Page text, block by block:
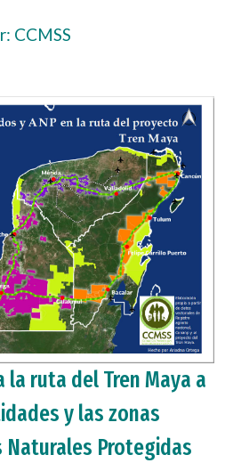
CCMSS
la ruta del Tren Maya a
y las zonas
Naturales Protegidas